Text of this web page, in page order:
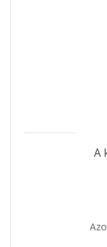
A